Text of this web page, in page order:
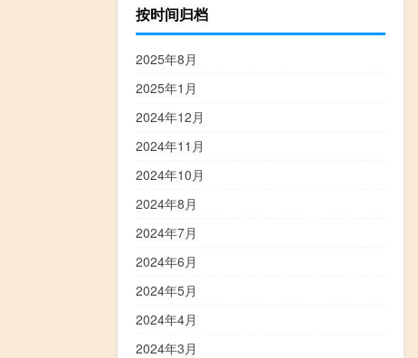
按时间归档
2025年8月
2025年1月
2024年12月
2024年11月
2024年10月
2024年8月
2024年7月
2024年6月
2024年5月
2024年4月
2024年3月